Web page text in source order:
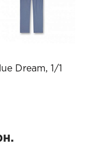
Dream, 1/1